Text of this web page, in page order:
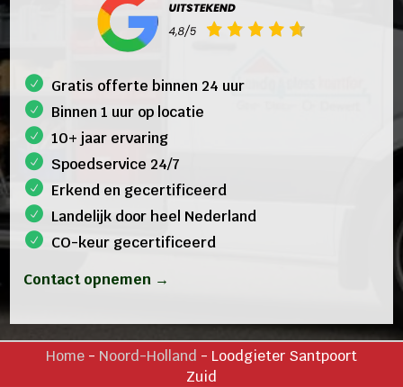
Gratis offerte binnen 24 uur
Binnen 1 uur op locatie
10+ jaar ervaring
Spoedservice 24/7
Erkend en gecertificeerd
Landelijk door heel Nederland
CO-keur gecertificeerd
Contact opnemen →
Home- Noord-Holland - Loodgieter Santpoort
Zuid